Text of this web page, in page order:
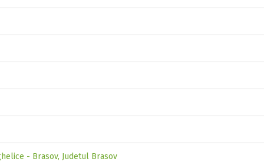
- Brasov, Judetul Brasov